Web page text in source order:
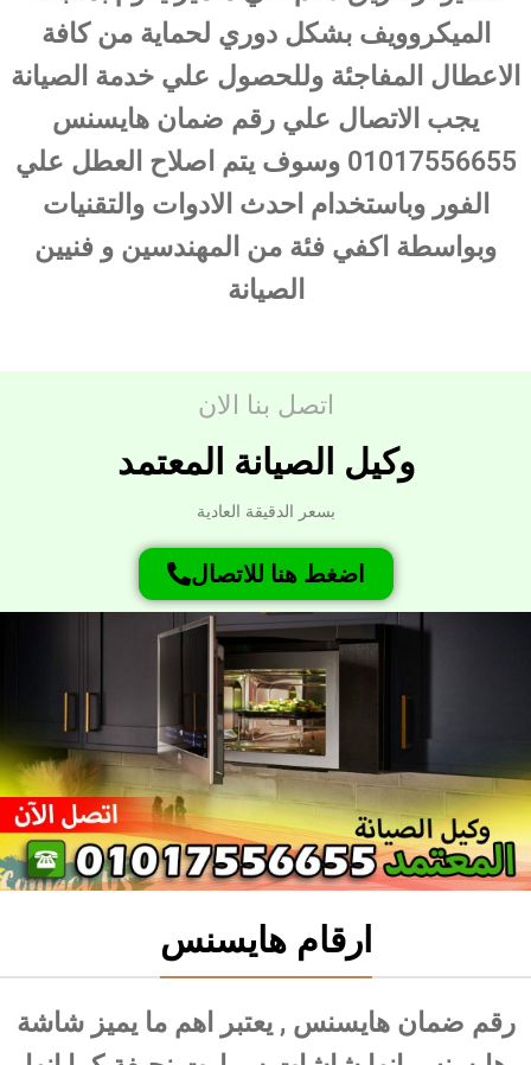
الميكروويف بشكل دوري لحماية من كافة
الاعطال المفاجئة وللحصول علي خدمة الصيانة
يجب الاتصال علي رقم ضمان هايسنس
01017556655 وسوف يتم اصلاح العطل علي
الفور وباستخدام احدث الادوات والتقنيات
وبواسطة اكفي فئة من المهندسين و فنيين
الصيانة
اتصل بنا الان
وكيل الصيانة المعتمد
بسعر الدقيقة العادية
اضغط هنا للاتصال
ارقام هايسنس
رقم ضمان هايسنس , يعتبر اهم ما يميز شاشة